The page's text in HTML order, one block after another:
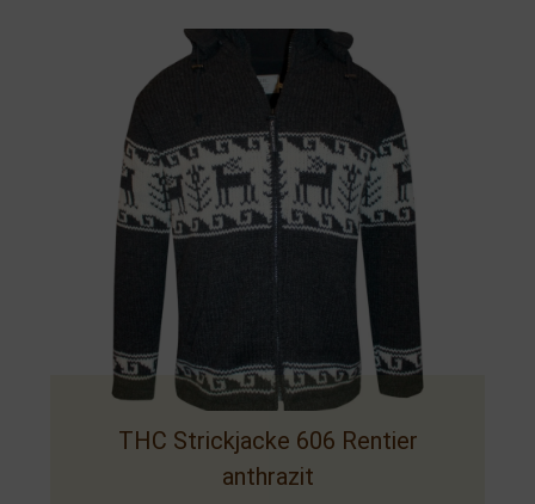
THC Strickjacke 606 Rentier
anthrazit